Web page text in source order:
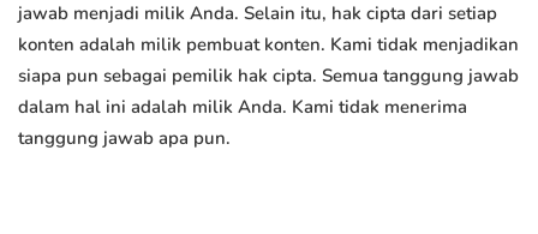
jawab menjadi milik Anda. Selain itu, hak cipta dari setiap
konten adalah milik pembuat konten. Kami tidak menjadikan
siapa pun sebagai pemilik hak cipta. Semua tanggung jawab
dalam hal ini adalah milik Anda. Kami tidak menerima
tanggung jawab apa pun.